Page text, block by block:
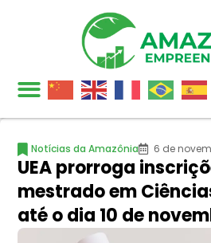
Notícias da Amazônia 6 de
UEA prorroga
mestrado em
até o dia 10 de